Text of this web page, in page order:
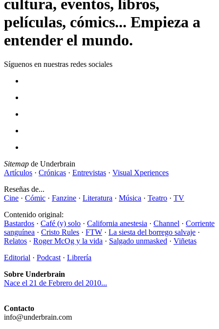
cultura, eventos, libros,
películas, cómics... Empieza a
entender el mundo.
Síguenos en nuestras redes sociales
Sitemap de Underbrain
Artículos · Crónicas · Entrevistas · Visual Xperiences
Reseñas de...
Cine · Cómic · Fanzine · Literatura · Música · Teatro · TV
Contenido original:
Bastardos · Café (y) solo · California anestesia · Channel · Corriente
sanguínea · Cristo Rules · FTW · La siesta del borrego salvaje ·
Relatos · Roger McOg y la vida · Salgado unmasked · Viñetas
Editorial · Podcast · Librería
Sobre Underbrain
Nace el 21 de Febrero del 2010...
Contacto
info@underbrain.com